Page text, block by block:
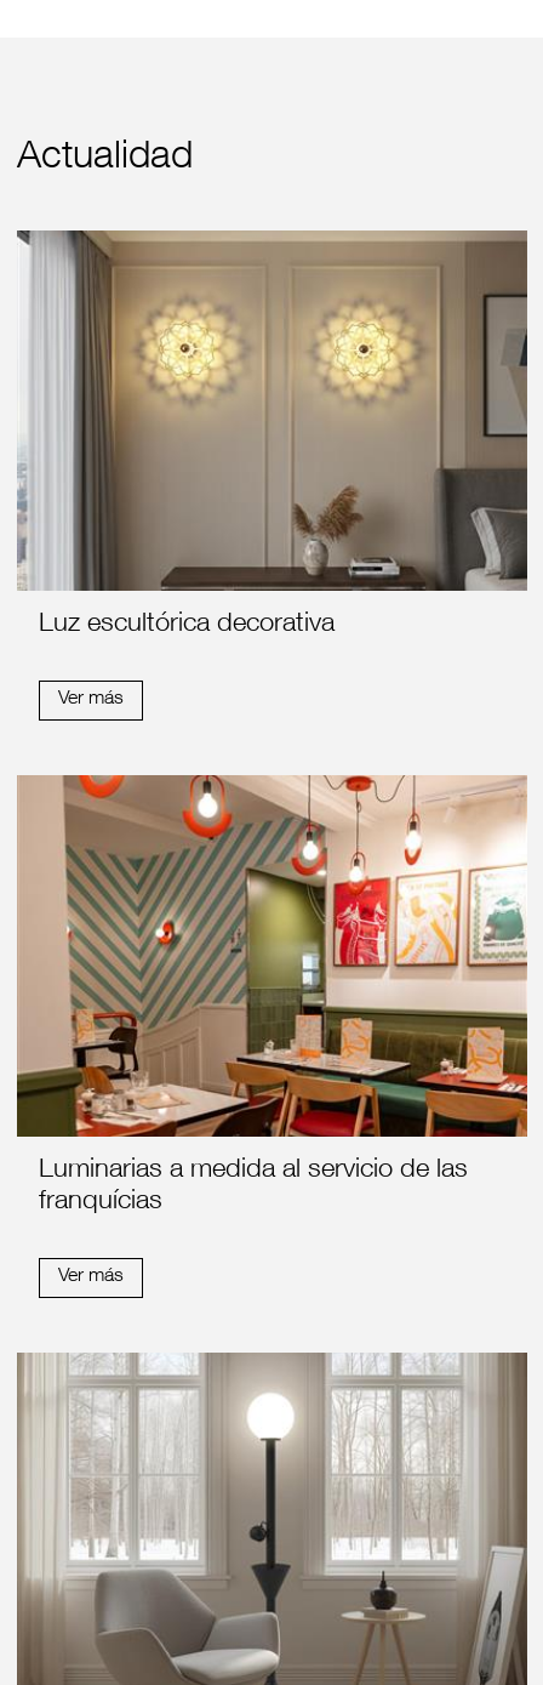
Actualidad
Luz escultórica decorativa
Ver más
Luminarias a medida al servicio de las
franquícias
Ver más